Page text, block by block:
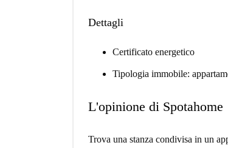
Dettagli
Certificato energetico
Tipologia immobile:
L'opinione di Spotahome
Trova una stanza condivisa in un